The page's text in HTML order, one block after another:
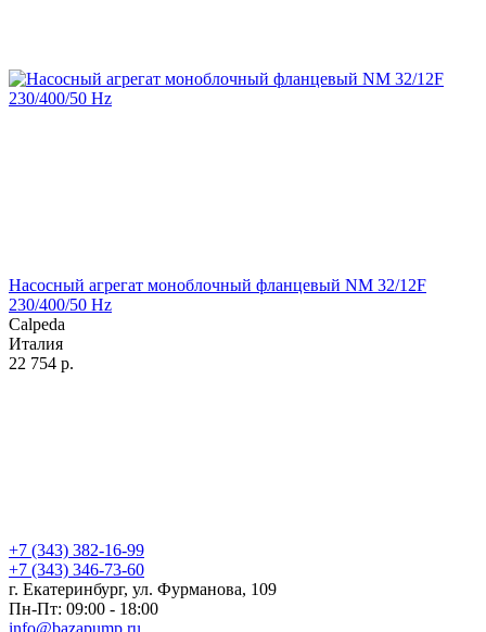
Насосный агрегат моноблочный фланцевый NM 32/12F
230/400/50 Hz
Calpeda
Италия
22 754 р.
+7 (343) 382-16-99
+7 (343) 346-73-‬60
г. Екатеринбург, ул. Фурманова, 109
Пн-Пт: 09:00 - 18:00
info@bazapump.ru